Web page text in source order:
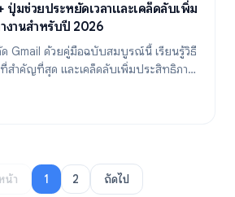
ปุ่มช่วยประหยัดเวลาและเคล็ดลับเพิ่ม
งานสำหรับปี 2026
ด Gmail ด้วยคู่มือฉบับสมบูรณ์นี้ เรียนรู้วิธี
สำคัญที่สุด และเคล็ดลับเพิ่มประสิทธิภาพ
มช่วยประหยัดเวลาและเคล็ดลับเพิ่มประสิทธิภาพก
น้า 1 2 ถัดไป